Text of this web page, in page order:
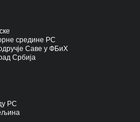
средине РС
Саве у ФБиХ
Србија
РС